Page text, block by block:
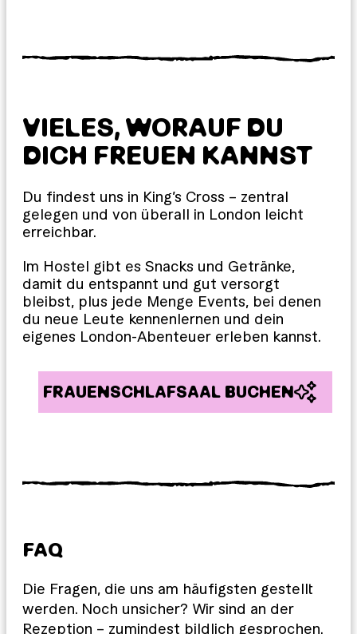
VIELES, WORAUF DU
DICH FREUEN KANNST
Du findest uns in King’s Cross – zentral
gelegen und von überall in London leicht
erreichbar.
Im Hostel gibt es Snacks und Getränke,
damit du entspannt und gut versorgt
bleibst, plus jede Menge Events, bei denen
du neue Leute kennenlernen und dein
eigenes London-Abenteuer erleben kannst.
FRAUENSCHLAFSAAL BUCHEN
FAQ
Die Fragen, die uns am häufigsten gestellt
werden. Noch unsicher? Wir sind an der
Rezeption – zumindest bildlich gesprochen.